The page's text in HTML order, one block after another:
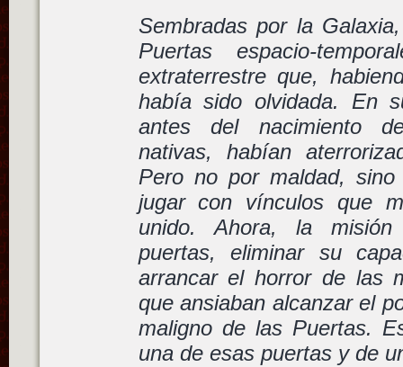
Sembradas por la
Puertas espacio-
extraterrestre que,
había sido olvidada. En
antes del nacimiento
nativas, habían
Pero no por maldad,
jugar con vínculos que
unido. Ahora, la
puertas, eliminar su
arrancar el horror de las
que ansiaban alcanzar el
maligno de las Puertas.
una de esas puertas y de